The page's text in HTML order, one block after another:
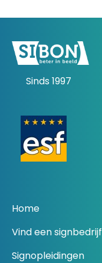
Sinds 1997
Home
Vind een signbedrijf
Signopleidingen